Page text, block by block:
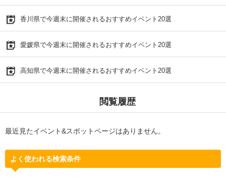
香川県で今週末に開催されるおすすめイベント20選
愛媛県で今週末に開催されるおすすめイベント20選
高知県で今週末に開催されるおすすめイベント20選
閲覧履歴
最近見たイベント&スポットページはありません。
よく使われる検索条件